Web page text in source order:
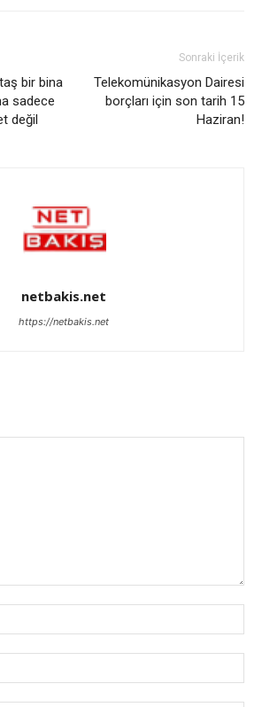
taş bir bina
sadece
değil
Sonraki İçerik
Telekomünikasyon Dairesi
borçları için son tarih 15
Haziran!
netbakis.net
https://netbakis.net